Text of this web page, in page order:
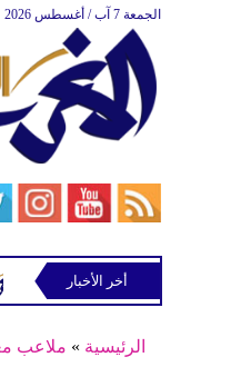
الجمعة 7 آب / أغسطس 2026
أخر الأخبار
الرئيسية » ملاعب